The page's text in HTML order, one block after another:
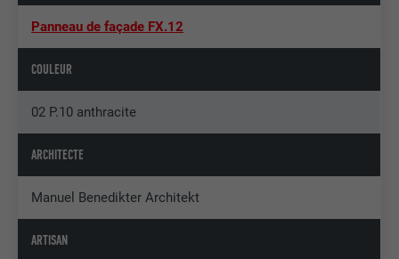
Panneau de façade FX.12
COULEUR
02 P.10 anthracite
ARCHITECTE
Manuel Benedikter Architekt
ARTISAN